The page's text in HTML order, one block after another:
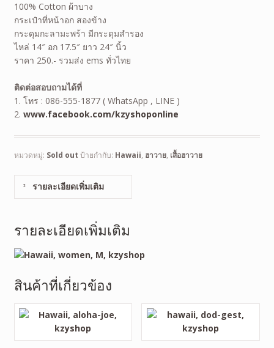
100% Cotton ผ้าบาง
กระเป๋าที่หน้าอก สองข้าง
กระดุมกะลามะพร้า มีกระดุมสำรอง
ไหล่ 14″ อก 17.5″ ยาว 24″ นิ้ว
ราคา 250.- รวมส่ง ems ทั่วไทย
ติดต่อสอบถามได้ที่
1. โทร : 086-555-1877 ( WhatsApp , LINE )
2. www.facebook.com/kzyshoponline
หมวดหมู่: Sold out ป้ายกำกับ: Hawaii, ฮาวาย, เสื้อฮาวาย
รายละเอียดเพิ่มเติม
รายละเอียดเพิ่มเติม
สินค้าที่เกี่ยวข้อง